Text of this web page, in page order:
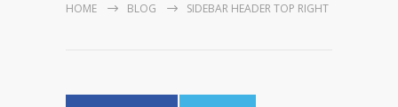
HOME BLOG SIDEBAR HEADER TOP RIGHT